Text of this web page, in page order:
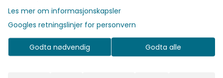
Vår visjon er å gi våre kunder en unik opplevelse og
glede ved å velge sitt bad
Les mer om informasjonskapsler
Googles retningslinjer for personvern
Godta nødvendig Godta alle